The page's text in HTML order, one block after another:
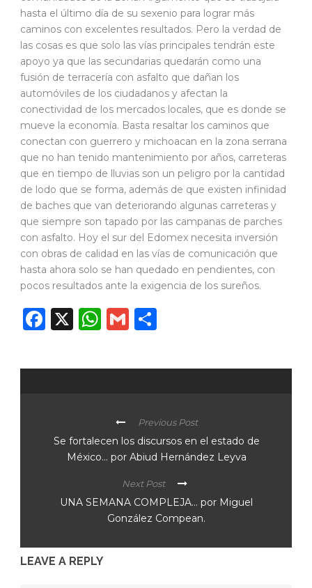
hasta el último día de su sexenio para lograr más
caminos con excelentes resultados. Pero la verdad de
las cosas es que solo las vías principales tendrán este
apoyo ya que las secundarias quedarán como una
fusión de terracería con asfalto que dañan los
automóviles de los ciudadanos y afectan la
conectividad de los mercados locales, que es donde se
mueve la economía. Basta resaltar los caminos que
conectan con guerrero y michoacan en la zona serrana
que no han tenido mantenimiento por años, carreteras
que en tiempo de lluvias son un peligro por la cantidad
de lodo que se forma, además de que existen infinidad
de baches que van deteriorando algunas carreteras y
que siempre son tapado por las campanas de parches
con asfalto. Hoy el sur del Edomex necesita inversión
con obras de calidad en las vías de comunicación que
hasta ahora solo se han quedado en pendientes, con
pocos resultados ante la exigencia de los sureños.
Facebook
X WhatsApp
Gmail
Previous Post
Se fortalecen los discursos en el estado de
México… por Abiud Hernández Leyva
Next Post
UNA SEMANA COMPLEJA… por Miguel
González Compean.
LEAVE A REPLY